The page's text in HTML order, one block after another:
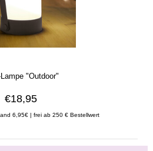
"Outdoor"
€18,95
6,95€ | frei ab 250 € Bestellwert